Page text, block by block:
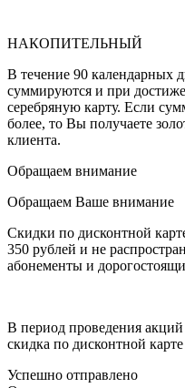
НАКОПИТЕЛЬНЫЙ
В течение 90 календарных
суммируются и при
серебряную карту. Если
более, то Вы получаете
клиента.
Обращаем внимание
Обращаем Ваше внимание
Скидки по дисконтной
350 рублей и не
абонементы и
В период проведения
скидка по дисконтной
Успешно отправлено